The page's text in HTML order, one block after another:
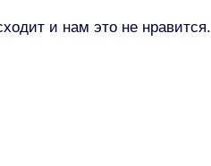
и нам это не нравится.